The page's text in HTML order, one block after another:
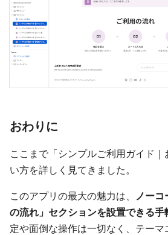
おわりに
ここまで「シンプルご利用ガイド
い方を詳しく見てきました。
このアプリの最大の魅力は、
ノー
の流れ」セクションを設置できる手
定や面倒な操作は一切なく、テー